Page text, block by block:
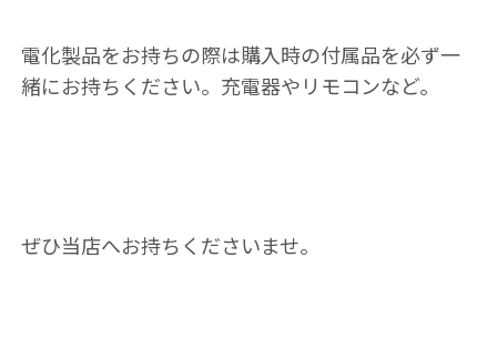
電化製品をお持ちの際は購入時の付属品を必ず一
緒にお持ちください。充電器やリモコンなど。
ぜひ当店へお持ちくださいませ。